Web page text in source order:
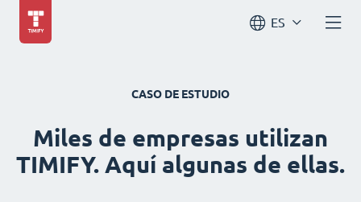
ES
CASO DE ESTUDIO
Miles de empresas utilizan
TIMIFY. Aquí algunas de ellas.